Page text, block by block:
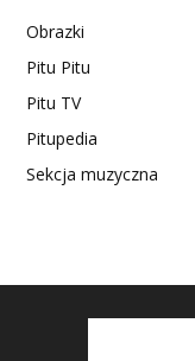
Obrazki
Pitu Pitu
Pitu TV
Pitupedia
Sekcja muzyczna